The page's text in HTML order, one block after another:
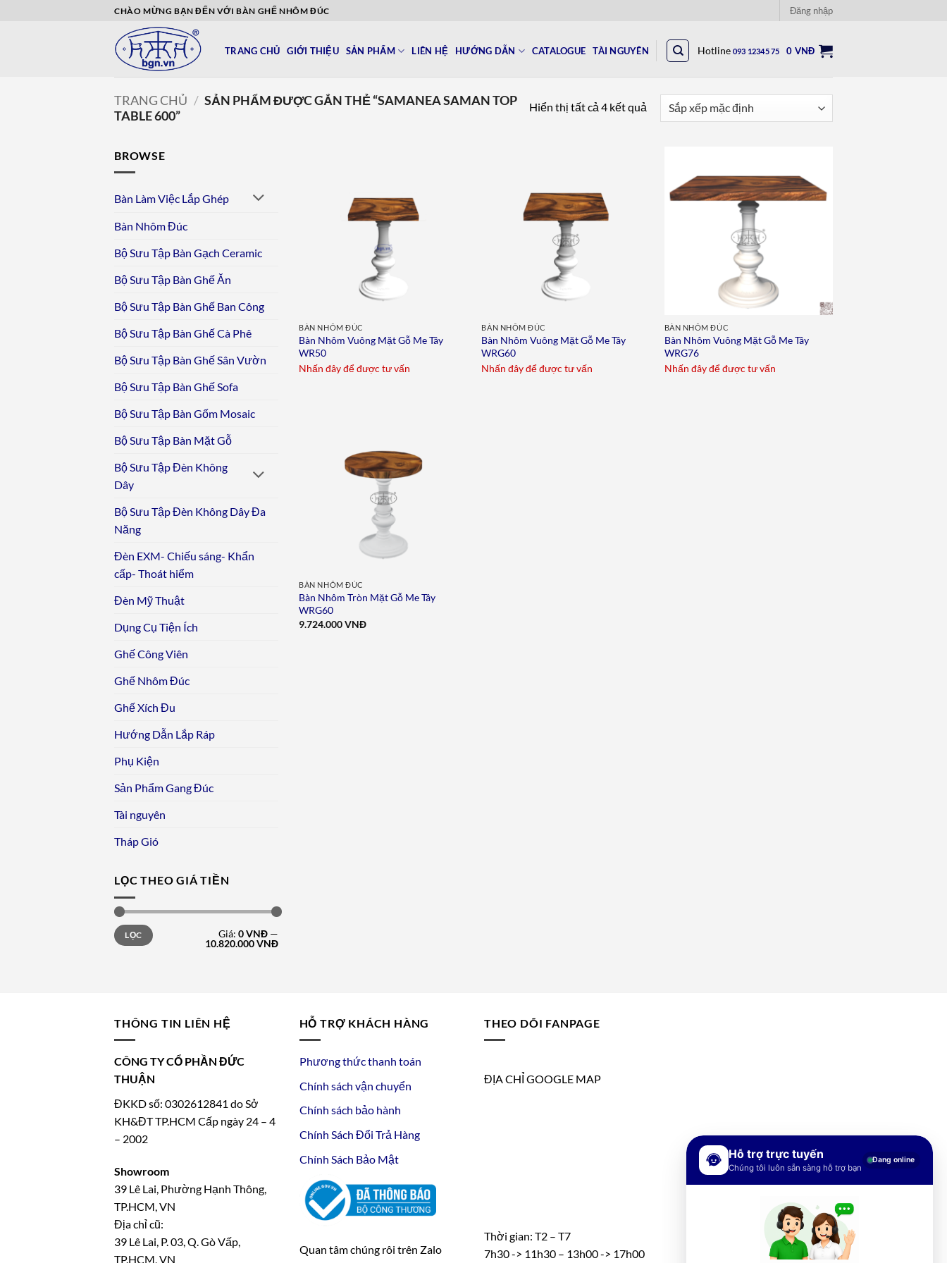
CHÀO MỪNG BẠN ĐẾN VỚI BÀN GHẾ NHÔM ĐÚC Đăng nhập
TRANG CHỦ GIỚI THIỆU SẢN PHẨM LIÊN HỆ HƯỚNG DẪN CATALOGUE TÀI NGUYÊN Hotline 093 12345 75 0 VNĐ
TRANG CHỦ / SẢN PHẨM ĐƯỢC GẮN THẺ “SAMANEA SAMAN TOP
TABLE 600”
Hiển thị tất cả 4 kết quả
BROWSE
Bàn Làm Việc Lắp Ghép
Bàn Nhôm Đúc
Bộ Sưu Tập Bàn Gạch Ceramic
Bộ Sưu Tập Bàn Ghế Ăn
Bộ Sưu Tập Bàn Ghế Ban Công
Bộ Sưu Tập Bàn Ghế Cà Phê
Bộ Sưu Tập Bàn Ghế Sân Vườn
Bộ Sưu Tập Bàn Ghế Sofa
Bộ Sưu Tập Bàn Gốm Mosaic
Bộ Sưu Tập Bàn Mặt Gỗ
Bộ Sưu Tập Đèn Không
Dây
Bộ Sưu Tập Đèn Không Dây Đa
Năng
Đèn EXM- Chiếu sáng- Khẩn
cấp- Thoát hiểm
Đèn Mỹ Thuật
Dụng Cụ Tiện Ích
Ghế Công Viên
Ghế Nhôm Đúc
Ghế Xích Đu
Hướng Dẫn Lắp Ráp
Phụ Kiện
Sản Phẩm Gang Đúc
Tài nguyên
Tháp Gió
LỌC THEO GIÁ TIỀN
Giá
tối
thiểu
Giá
tối
đa
LỌC Giá: 0 VNĐ—
10.820.000 VNĐ
BÀN NHÔM ĐÚC
Bàn Nhôm Vuông Mặt Gỗ Me Tây
WR50
Nhấn đây để được tư vấn
BÀN NHÔM ĐÚC
Bàn Nhôm Vuông Mặt Gỗ Me Tây
WRG60
Nhấn đây để được tư vấn
Add to
wishlist
BÀN NHÔM ĐÚC
Bàn Nhôm Vuông Mặt Gỗ Me Tây
WRG76
Nhấn đây để được tư vấn
BÀN NHÔM ĐÚC
Bàn Nhôm Tròn Mặt Gỗ Me Tây
WRG60
9.724.000VNĐ
THÔNG TIN LIÊN HỆ
CÔNG TY CỔ PHẦN ĐỨC
THUẬN
ĐKKD số: 0302612841 do Sở
KH&ĐT TP.HCM Cấp ngày 24 – 4
– 2002
Showroom
39 Lê Lai, Phường Hạnh Thông,
TP.HCM, VN
Địa chỉ cũ:
39 Lê Lai, P. 03, Q. Gò Vấp,
TP.HCM, VN
HỖ TRỢ KHÁCH HÀNG
Phương thức thanh toán
Chính sách vận chuyển
Chính sách bảo hành
Chính Sách Đổi Trả Hàng
Chính Sách Bảo Mật
Quan tâm chúng rôi trên Zalo
THEO DÕI FANPAGE
ĐỊA CHỈ GOOGLE MAP
Thời gian: T2 – T7
7h30 -> 11h30 – 13h00 -> 17h00
Hỗ trợ trực tuyến
Chúng tôi luôn sẵn sàng hỗ trợ bạn
Đang online